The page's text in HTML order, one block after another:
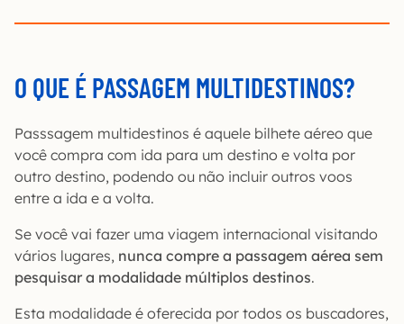
O QUE É PASSAGEM MULTIDESTINOS?
Passsagem multidestinos é aquele bilhete aéreo que
você compra com ida para um destino e volta por
outro destino, podendo ou não incluir outros voos
entre a ida e a volta.
Se você vai fazer uma viagem internacional visitando
vários lugares, nunca compre a passagem aérea sem
pesquisar a modalidade múltiplos destinos.
Esta modalidade é oferecida por todos os buscadores,